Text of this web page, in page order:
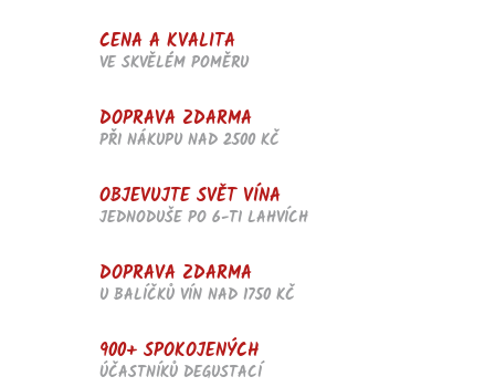
CENA A KVALITA
VE SKVĚLÉM POMĚRU
DOPRAVA ZDARMA
PŘI NÁKUPU NAD 2500 KČ
OBJEVUJTE SVĚT VÍNA
JEDNODUŠE PO 6-TI LAHVÍCH
DOPRAVA ZDARMA
U BALÍČKŮ VÍN NAD 1750 KČ
900+ SPOKOJENÝCH
ÚČASTNÍKŮ DEGUSTACÍ